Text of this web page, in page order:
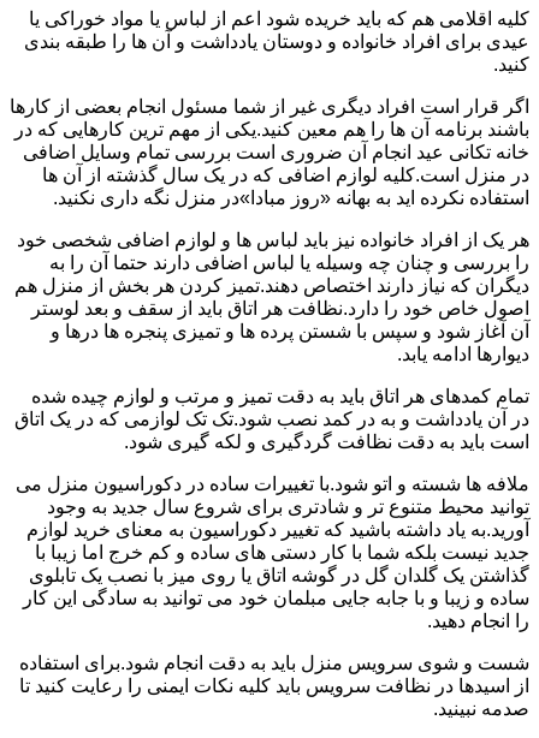
کلیه اقلامی هم که باید خریده شود اعم از لباس یا مواد خوراکی یا
عیدی برای افراد خانواده و دوستان یادداشت و آن ها را طبقه بندی
کنید.
اگر قرار است افراد دیگری غیر از شما مسئول انجام بعضی از کارها
باشند برنامه آن ها را هم معین کنید.یکی از مهم ترین کارهایی که در
خانه تکانی عید انجام آن ضروری است بررسی تمام وسایل اضافی
در منزل است.کلیه لوازم اضافی که در یک سال گذشته از آن ها
استفاده نکرده اید به بهانه «روز مبادا»در منزل نگه داری نکنید.
هر یک از افراد خانواده نیز باید لباس ها و لوازم اضافی شخصی خود
را بررسی و چنان چه وسیله یا لباس اضافی دارند حتما آن را به
دیگران که نیاز دارند اختصاص دهند.تمیز کردن هر بخش از منزل هم
اصول خاص خود را دارد.نظافت هر اتاق باید از سقف و بعد لوستر
آن آغاز شود و سپس با شستن پرده ها و تمیزی پنجره ها درها و
دیوارها ادامه یابد.
تمام کمدهای هر اتاق باید به دقت تمیز و مرتب و لوازم چیده شده
در آن یادداشت و به در کمد نصب شود.تک تک لوازمی که در یک اتاق
است باید به دقت نظافت گردگیری و لکه گیری شود.
ملافه ها شسته و اتو شود.با تغییرات ساده در دکوراسیون منزل می
توانید محیط متنوع تر و شادتری برای شروع سال جدید به وجود
آورید.به یاد داشته باشید که تغییر دکوراسیون به معنای خرید لوازم
جدید نیست بلکه شما با کار دستی های ساده و کم خرج اما زیبا با
گذاشتن یک گلدان گل در گوشه اتاق یا روی میز با نصب یک تابلوی
ساده و زیبا و با جابه جایی مبلمان خود می توانید به سادگی این کار
را انجام دهید.
شست و شوی سرویس منزل باید به دقت انجام شود.برای استفاده
از اسیدها در نظافت سرویس باید کلیه نکات ایمنی را رعایت کنید تا
صدمه نبینید.